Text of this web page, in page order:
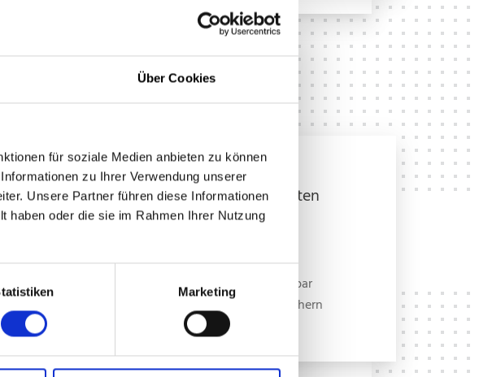
Über Cookies
für soziale Medien anbieten zu können
zu Ihrer Verwendung unserer
Unsere Partner führen diese Informationen
haben oder die sie im Rahmen Ihrer Nutzung
Marketing
Integrierte
Sitzgelegenheiten
Einzelsitze und
Sitzbänke – klappbar
oder mit Schubfächern
unterbaut.